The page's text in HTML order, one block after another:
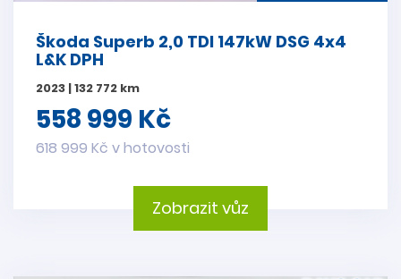
Škoda Superb 2,0 TDI 147kW DSG 4x4
L&K DPH
2023 | 132 772 km
558 999 Kč
618 999 Kč v hotovosti
Zobrazit vůz